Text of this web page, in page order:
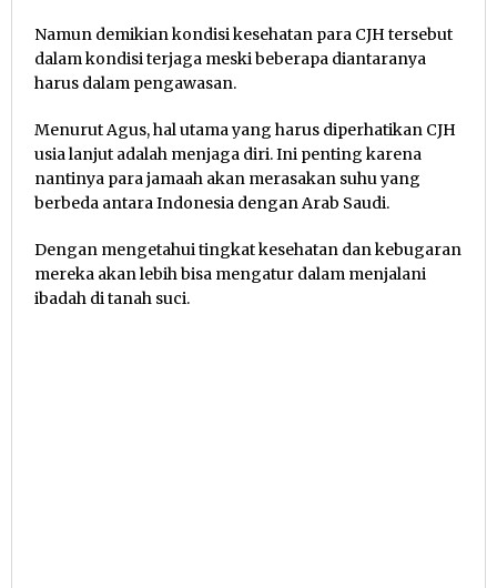
Namun demikian kondisi kesehatan para CJH tersebut
dalam kondisi terjaga meski beberapa diantaranya
harus dalam pengawasan.
Menurut Agus, hal utama yang harus diperhatikan CJH
usia lanjut adalah menjaga diri. Ini penting karena
nantinya para jamaah akan merasakan suhu yang
berbeda antara Indonesia dengan Arab Saudi.
Dengan mengetahui tingkat kesehatan dan kebugaran
mereka akan lebih bisa mengatur dalam menjalani
ibadah di tanah suci.